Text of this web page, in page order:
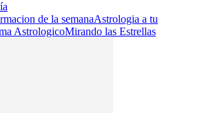
de la semanaAstrologia a tu
AstrologicoMirando las Estrellas